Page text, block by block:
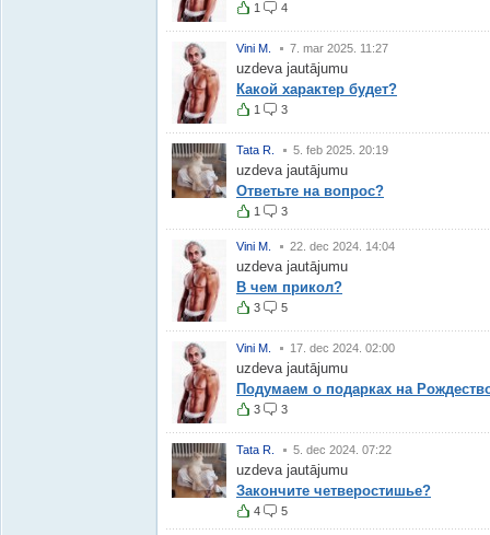
1 4
Vini M. 7. mar 2025. 11:27
uzdeva jautājumu
Какой характер будет?
1 3
Tata R. 5. feb 2025. 20:19
uzdeva jautājumu
Ответьте на вопрос?
1 3
Vini M. 22. dec 2024. 14:04
uzdeva jautājumu
В чем прикол?
3 5
Vini M. 17. dec 2024. 02:00
uzdeva jautājumu
Подумаем о подарках на
3 3
Tata R. 5. dec 2024. 07:22
uzdeva jautājumu
Закончите четверостишье?
4 5